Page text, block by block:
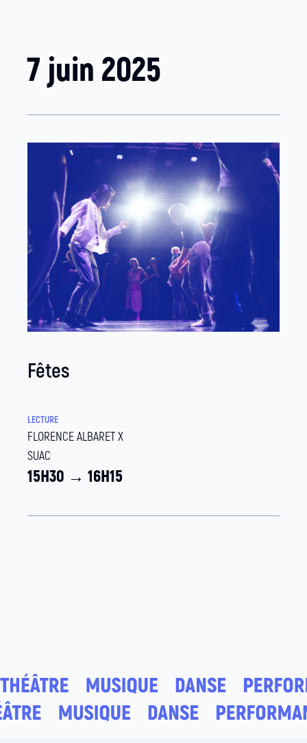
7 juin 2025
Fêtes
LECTURE
FLORENCE ALBARET X
SUAC
15H30 → 16H15